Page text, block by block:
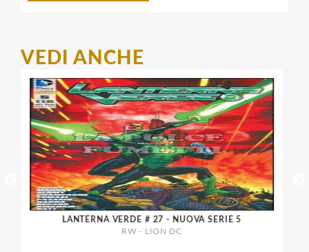
VEDI ANCHE
LANTERNA VERDE # 27 - NUOVA SERIE 5
RW - LION DC